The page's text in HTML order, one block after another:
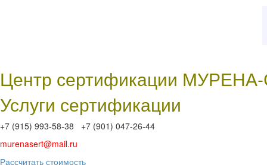
Центр сертификации
Услуги сертификации
+7 (915) 993-58-38 +7 (901) 047-26-44
murenasert@mail.ru
Рассчитать стоимость